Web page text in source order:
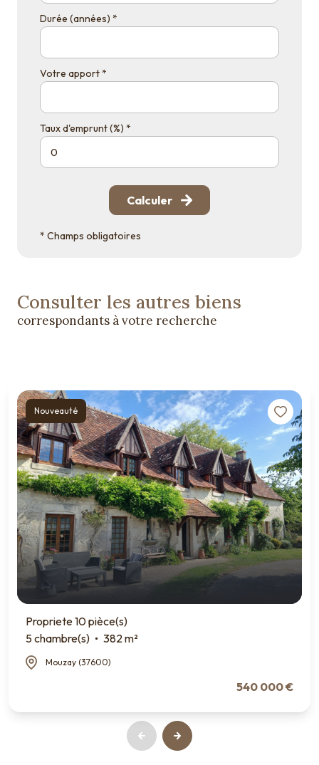
Durée (années) *
Votre apport *
Taux d'emprunt (%) *
Calculer
* Champs obligatoires
Consulter les autres biens
correspondants à votre recherche
Nouveauté
Propriete 10 pièce(s)
5 chambre(s)
382 m²
Mouzay (37600)
540 000 €